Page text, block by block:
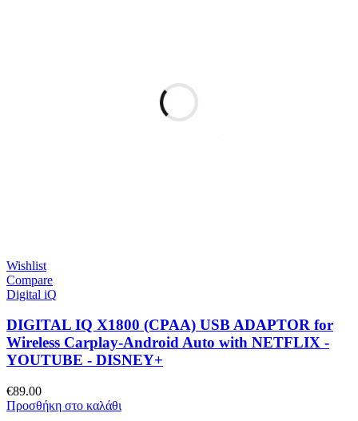
Wishlist
Compare
Digital iQ
DIGITAL IQ X1800 (CPAA) USB ADAPTOR for
Wireless Carplay-Android Auto with NETFLIX -
YOUTUBE - DISNEY+
€89.00
Προσθήκη στο καλάθι